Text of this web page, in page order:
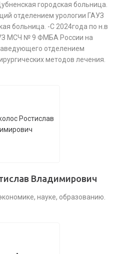
городская больница.
отделением урологии ГАУЗ
больница. -С 2024года по н.в
МСЧ № 9 ФМБА России на
отделением
методов лечения.
Владимирович
науке, образованию.